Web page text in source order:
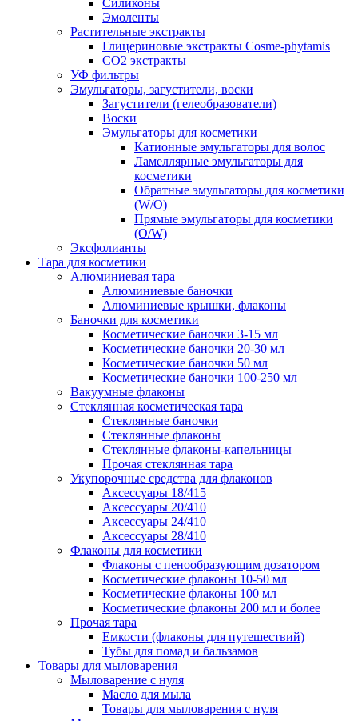
Силиконы
Эмоленты
Растительные экстракты
Глицериновые экстракты Cosme-phytamis
СО2 экстракты
УФ фильтры
Эмульгаторы, загустители, воски
Загустители (гелеобразователи)
Воски
Эмульгаторы для косметики
Катионные эмульгаторы для волос
Ламеллярные эмульгаторы для
косметики
Обратные эмульгаторы для косметики
(W/O)
Прямые эмульгаторы для косметики
(O/W)
Эксфолианты
Тара для косметики
Алюминиевая тара
Алюминиевые баночки
Алюминиевые крышки, флаконы
Баночки для косметики
Косметические баночки 3-15 мл
Косметические баночки 20-30 мл
Косметические баночки 50 мл
Косметические баночки 100-250 мл
Вакуумные флаконы
Стеклянная косметическая тара
Стеклянные баночки
Стеклянные флаконы
Стеклянные флаконы-капельницы
Прочая стеклянная тара
Укупорочные средства для флаконов
Аксессуары 18/415
Аксессуары 20/410
Аксессуары 24/410
Аксессуары 28/410
Флаконы для косметики
Флаконы с пенообразующим дозатором
Косметические флаконы 10-50 мл
Косметические флаконы 100 мл
Косметические флаконы 200 мл и более
Прочая тара
Емкости (флаконы для путешествий)
Тубы для помад и бальзамов
Товары для мыловарения
Мыловарение с нуля
Масло для мыла
Товары для мыловарения с нуля